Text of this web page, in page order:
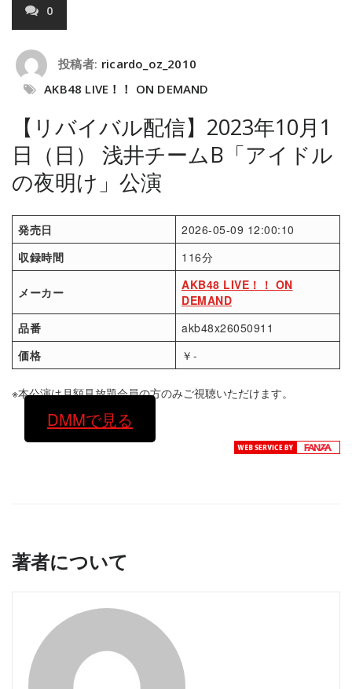
0
投稿者: ricardo_oz_2010
AKB48 LIVE！！ ON DEMAND
【リバイバル配信】2023年10月1
日（日） 浅井チームB「アイドル
の夜明け」公演
発売日
2026-05-09 12:00:10
収録時間
116分
メーカー
AKB48 LIVE！！ ON
DEMAND
品番
akb48x26050911
価格
￥-
※本公演は月額見放題会員の方のみご視聴いただけます。
DMMで見る
著者について